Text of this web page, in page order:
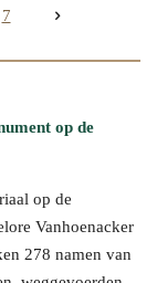
7
op de
op de
Vanhoenacker
278 namen van